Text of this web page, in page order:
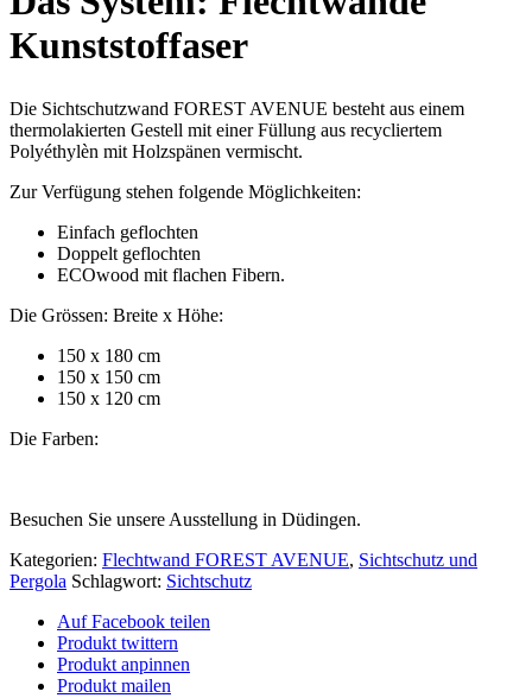
Kunststoffaser
Die Sichtschutzwand FOREST AVENUE besteht aus einem
thermolakierten Gestell mit einer Füllung aus recycliertem
Polyéthylèn mit Holzspänen vermischt.
Zur Verfügung stehen folgende Möglichkeiten:
Einfach geflochten
Doppelt geflochten
ECOwood mit flachen Fibern.
Die Grössen: Breite x Höhe:
150 x 180 cm
150 x 150 cm
150 x 120 cm
Die Farben:
Besuchen Sie unsere Ausstellung in Düdingen.
Kategorien: Flechtwand FOREST AVENUE, Sichtschutz und
Pergola Schlagwort: Sichtschutz
Auf Facebook teilen
Produkt twittern
Produkt anpinnen
Produkt mailen